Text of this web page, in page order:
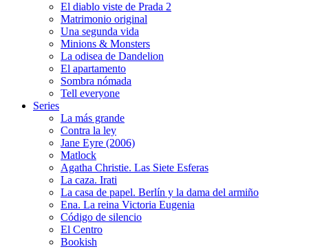
El diablo viste de Prada 2
Matrimonio original
Una segunda vida
Minions & Monsters
La odisea de Dandelion
El apartamento
Sombra nómada
Tell everyone
Series
La más grande
Contra la ley
Jane Eyre (2006)
Matlock
Agatha Christie. Las Siete Esferas
La caza. Irati
La casa de papel. Berlín y la dama del armiño
Ena. La reina Victoria Eugenia
Código de silencio
El Centro
Bookish